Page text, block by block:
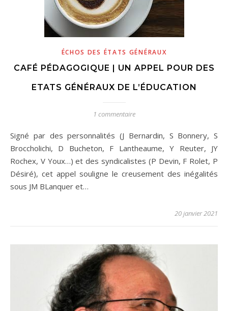
ÉCHOS DES ÉTATS GÉNÉRAUX
CAFÉ PÉDAGOGIQUE | UN APPEL POUR DES
ETATS GÉNÉRAUX DE L’ÉDUCATION
1 commentaire
Signé par des personnalités (J Bernardin, S Bonnery, S
Broccholichi, D Bucheton, F Lantheaume, Y Reuter, JY
Rochex, V Youx…) et des syndicalistes (P Devin, F Rolet, P
Désiré), cet appel souligne le creusement des inégalités
sous JM BLanquer et…
20 janvier 2021